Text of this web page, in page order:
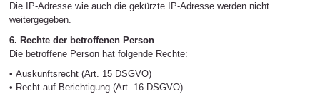
Die IP-Adresse wie auch die gekürzte IP-Adresse werden nicht
weitergegeben.
6. Rechte der betroffenen Person
Die betroffene Person hat folgende Rechte:
• Auskunftsrecht (Art. 15 DSGVO)
• Recht auf Berichtigung (Art. 16 DSGVO)